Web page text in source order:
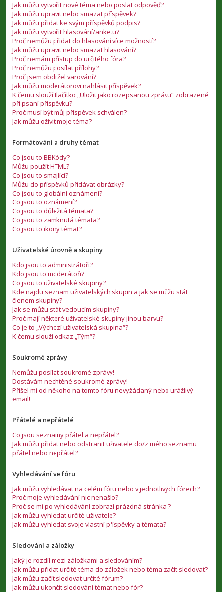
Jak můžu vytvořit nové téma nebo poslat odpověď?
Jak můžu upravit nebo smazat příspěvek?
Jak můžu přidat ke svým příspěvků podpis?
Jak můžu vytvořit hlasování/anketu?
Proč nemůžu přidat do hlasování více možností?
Jak můžu upravit nebo smazat hlasování?
Proč nemám přístup do určitého fóra?
Proč nemůžu posílat přílohy?
Proč jsem obdržel varování?
Jak můžu moderátorovi nahlásit příspěvek?
K čemu slouží tlačítko „Uložit jako rozepsanou zprávu“ zobrazené
při psaní příspěvku?
Proč musí být můj příspěvek schválen?
Jak můžu oživit moje téma?
Formátování a druhy témat
Co jsou to BBKódy?
Můžu použít HTML?
Co jsou to smajlíci?
Můžu do příspěvků přidávat obrázky?
Co jsou to globální oznámení?
Co jsou to oznámení?
Co jsou to důležitá témata?
Co jsou to zamknutá témata?
Co jsou to ikony témat?
Uživatelské úrovně a skupiny
Kdo jsou to administrátoři?
Kdo jsou to moderátoři?
Co jsou to uživatelské skupiny?
Kde najdu seznam uživatelských skupin a jak se můžu stát
členem skupiny?
Jak se můžu stát vedoucím skupiny?
Proč mají některé uživatelské skupiny jinou barvu?
Co je to „Výchozí uživatelská skupina“?
K čemu slouží odkaz „Tým“?
Soukromé zprávy
Nemůžu posílat soukromé zprávy!
Dostávám nechtěné soukromé zprávy!
Přišel mi od někoho na tomto fóru nevyžádaný nebo urážlivý
email!
Přátelé a nepřátelé
Co jsou seznamy přátel a nepřátel?
Jak můžu přidat nebo odstranit uživatele do/z mého seznamu
přátel nebo nepřátel?
Vyhledávání ve fóru
Jak můžu vyhledávat na celém fóru nebo v jednotlivých fórech?
Proč moje vyhledávání nic nenašlo?
Proč se mi po vyhledávání zobrazí prázdná stránka!?
Jak můžu vyhledat určité uživatele?
Jak můžu vyhledat svoje vlastní příspěvky a témata?
Sledování a záložky
Jaký je rozdíl mezi záložkami a sledováním?
Jak můžu přidat určité téma do záložek nebo téma začít sledovat?
Jak můžu začít sledovat určité fórum?
Jak můžu ukončit sledování témat nebo fór?